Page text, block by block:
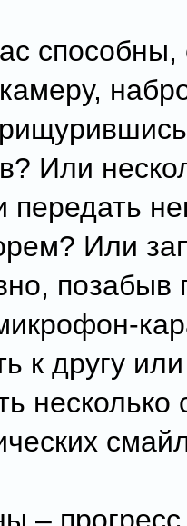
способны,
Или
передать
Или
к другу
несколько